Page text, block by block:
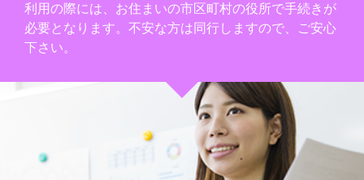
利用の際には、お住まいの市区町村の役所で手続きが
必要となります。不安な方は同行しますので、ご安心
下さい。